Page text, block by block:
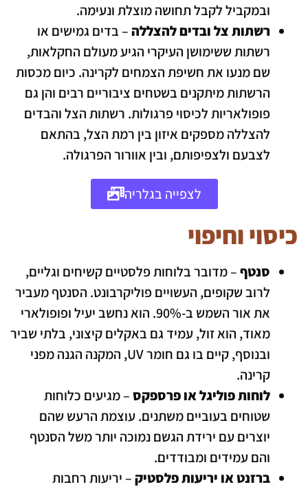
ובמקביל לקבל תחושה מוצלת ונעימה.
רשתות צל ובדים להצללה– בדים גמישים או
רשתות ששימושן העיקרי הגיע מעולם החקלאות,
שם מנעו את חשיפת הצמחים לקרינה. כיום מכסות
הרשתות מיתקנים בשטחים ציבוריים רבים והן גם
פופולאריות לכיסוי פרגולות. רשתות הצל והבדים
להצללה מספקים איזון בין רמת הצל, בהתאם
לצבעם ולצפיפותם, ובין אוורור הפרגולה.
לצפייה בגלריה
כיסוי וחיפוי
סנטף– מדובר בלוחות פלסטיים קשיחים וגליים,
לרוב שקופים, העשויים פוליקרבונט. הסנטף מעביר
את אור השמש ב-90%. הוא נחשב יעיל ופופולארי
מאוד, הוא זול, עמיד גם באקלים קיצוני, בלתי שביר
ובנוסף, קיים בו גם חומר UV, המקנה הגנה מפני
קרינה.
לוחות פוליגל או פרספקס– מגיעים כלוחות
שטוחים בעוביים משתנים. עוצמת הרעש שהם
יוצרים עם ירידת הגשם נמוכה יותר משל הסנטף
והם עמידים ומבודדים.
ברזנט או יריעות פלסטיק– יריעות רחבות